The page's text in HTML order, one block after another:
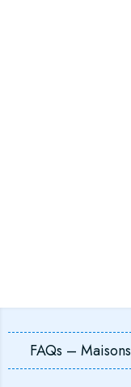
FAQs –